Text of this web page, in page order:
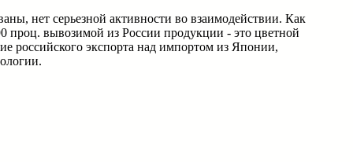
нет серьезной активности во взаимодействии. Как
проц. вывозимой из России продукции - это цветной
российского экспорта над импортом из Японии,